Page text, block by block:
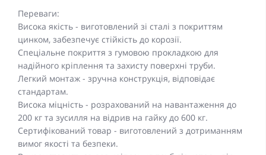
Переваги:
Висока якість - виготовлений зі сталі з покриттям
цинком, забезпечує стійкість до корозії.
Спеціальне покриття з гумовою прокладкою для
надійного кріплення та захисту поверхні труби.
Легкий монтаж - зручна конструкція, відповідає
стандартам.
Висока міцність - розрахований на навантаження до
200 кг та зусилля на відрив на гайку до 600 кг.
Сертифікований товар - виготовлений з дотриманням
вимог якості та безпеки.